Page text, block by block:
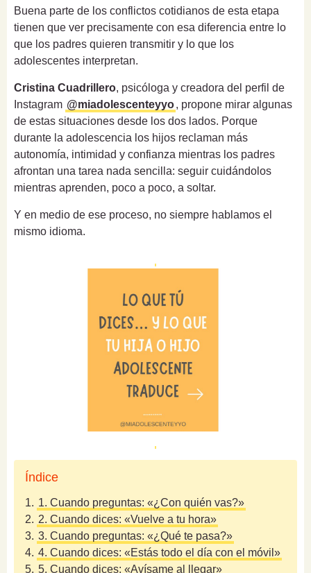
Buena parte de los conflictos cotidianos de esta etapa
tienen que ver precisamente con esa diferencia entre lo
que los padres quieren transmitir y lo que los
adolescentes interpretan.
Cristina Cuadrillero, psicóloga y creadora del perfil de
Instagram @miadolescenteyyo, propone mirar algunas
de estas situaciones desde los dos lados. Porque
durante la adolescencia los hijos reclaman más
autonomía, intimidad y confianza mientras los padres
afrontan una tarea nada sencilla: seguir cuidándolos
mientras aprenden, poco a poco, a soltar.
Y en medio de ese proceso, no siempre hablamos el
mismo idioma.
Índice
1. 1. Cuando preguntas: «¿Con quién vas?»
2. 2. Cuando dices: «Vuelve a tu hora»
3. 3. Cuando preguntas: «¿Qué te pasa?»
4. 4. Cuando dices: «Estás todo el día con el móvil»
5. 5. Cuando dices: «Avísame al llegar»